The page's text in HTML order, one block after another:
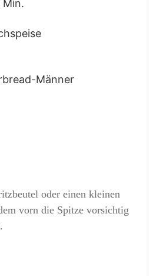
Minuten
Min.
Männer
oder einen kleinen
vorn die Spitze vorsichtig